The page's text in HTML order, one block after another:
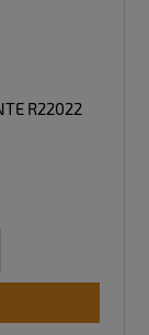
R22022